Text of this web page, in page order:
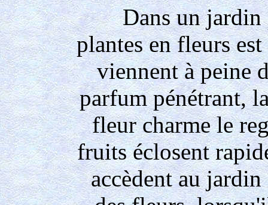
Dans un jardin
plantes en fleurs
viennent à peine
parfum pénétrant,
fleur charme le
fruits éclosent
accèdent au